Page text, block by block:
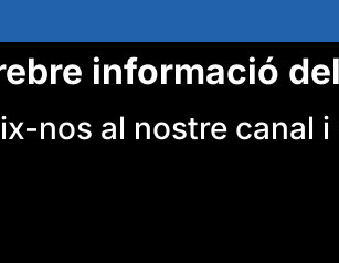
informació
nos al nostre canal